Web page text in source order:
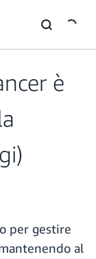
è
per gestire
al